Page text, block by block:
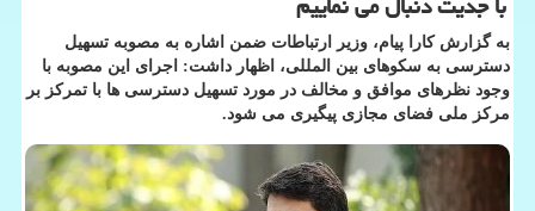
به گزارش کارا پیام، وزیر ارتباطات ضمن اشاره به مصوبه تسهیل
دسترسی به سکوهای بین المللی، اظهار داشت: اجرای این مصوبه با
وجود نظرهای موافق و مخالف در مورد تسهیل دسترسی ها با تمرکز بر
مرکز ملی فضای مجازی پیگیری می شود.